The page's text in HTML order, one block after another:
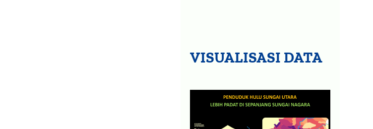
VISUALISASI DATA